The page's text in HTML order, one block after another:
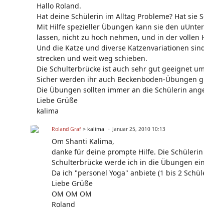
Hallo Roland.
Hat deine Schülerin im Alltag Probleme? Hat sie
Mit Hilfe spezieller Übungen kann sie den
lassen, nicht zu hoch nehmen, und in der vollen
Und die Katze und diverse Katzenvariationen
strecken und weit weg schieben.
Die Schulterbrücke ist auch sehr gut geeignet
Sicher werden ihr auch Beckenboden-Übungen
Die Übungen sollten immer an die Schülerin
Liebe Grüße
kalima
Roland Graf > kalima Januar 25, 2010 10:13
Om Shanti Kalima,
danke für deine prompte Hilfe. Die
Schulterbrücke werde ich in die Übungen
Da ich "personel Yoga" anbiete (1 bis 2
Liebe Grüße
OM OM OM
Roland